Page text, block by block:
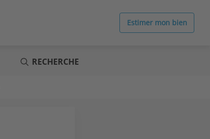
Estimer mon bien
RECHERCHE